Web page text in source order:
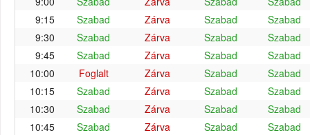
9:15
Szabad Zárva Szabad
Szabad
9:30
Szabad Zárva Szabad
Szabad
9:45
Szabad Zárva Szabad
Szabad
10:00
Foglalt Zárva Szabad
Szabad
10:15
Szabad Zárva Szabad
Szabad
10:30
Szabad Zárva Szabad
Szabad
10:45
Szabad Zárva Szabad
Szabad